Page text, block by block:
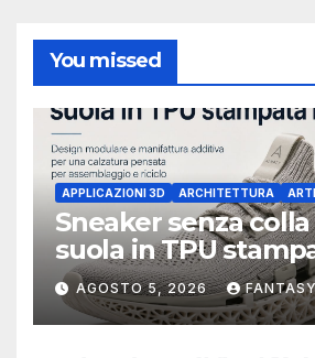
You missed
APPLICAZIONI 3D ARCHITETTURA
Sneaker senza
suola in TPU
AGOSTO 5, 2026